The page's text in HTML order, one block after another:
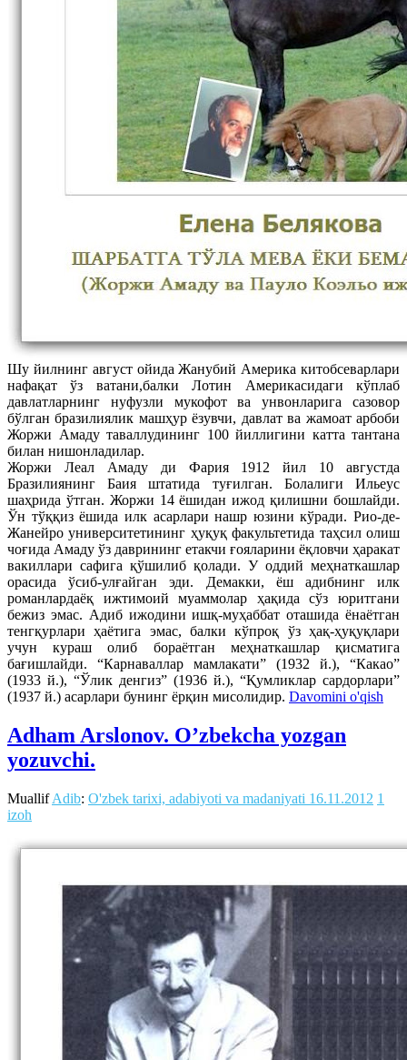
Шу йилнинг август ойида Жанубий Америка китобсеварлари
нафақат ўз ватани,балки Лотин Америкасидаги кўплаб
давлатларнинг нуфузли мукофот ва унвонларига сазовор
бўлган бразилиялик машҳур ёзувчи, давлат ва жамоат арбоби
Жоржи Амаду таваллудининг 100 йиллигини катта тантана
билан нишонладилар.
Жоржи Леал Амаду ди Фария 1912 йил 10 августда
Бразилиянинг Баия штатида туғилган. Болалиги Ильеус
шаҳрида ўтган. Жоржи 14 ёшидан ижод қилишни бошлайди.
Ўн тўққиз ёшида илк асарлари нашр юзини кўради. Рио-де-
Жанейро университетининг ҳуқуқ факультетида таҳсил олиш
чоғида Амаду ўз даврининг етакчи ғояларини ёқловчи ҳаракат
вакиллари сафига қўшилиб қолади. У оддий меҳнаткашлар
орасида ўсиб-улғайган эди. Демакки, ёш адибнинг илк
романлардаёқ ижтимоий муаммолар ҳақида сўз юритгани
бежиз эмас. Адиб ижодини ишқ-муҳаббат оташида ёнаётган
тенгқурлари ҳаётига эмас, балки кўпроқ ўз ҳақ-ҳуқуқлари
учун кураш олиб бораётган меҳнаткашлар қисматига
бағишлайди. “Карнаваллар мамлакати” (1932 й.), “Какао”
(1933 й.), “Ўлик денгиз” (1936 й.), “Қумликлар сардорлари”
(1937 й.) асарлари бунинг ёрқин мисолидир. Davomini o'qish
Adham Arslonov. O’zbekcha yozgan
yozuvchi.
MuallifAdib: O'zbek tarixi, adabiyoti va madaniyati 16.11.2012 1
izoh